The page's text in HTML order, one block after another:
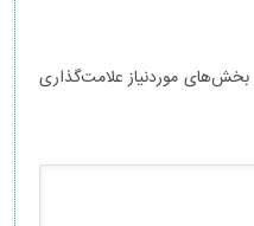
بخش‌های موردنیاز علامت‌گذاری